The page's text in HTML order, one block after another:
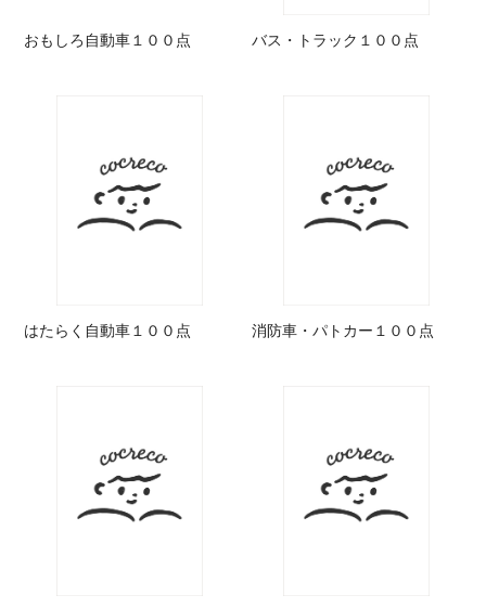
おもしろ自動車１００点 バス・トラック１００点
はたらく自動車１００点 消防車・パトカー１００点